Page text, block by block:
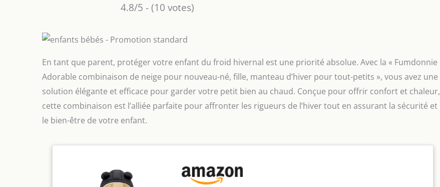
4.8/5 - (10 votes)
En tant que parent, protéger votre enfant du froid hivernal est une priorité absolue. Avec la « Fumdonnie
Adorable combinaison de neige pour nouveau-né, fille, manteau d’hiver pour tout-petits », vous avez une
solution élégante et efficace pour garder votre petit bien au chaud. Conçue pour offrir confort et chaleur,
cette combinaison est l’alliée parfaite pour affronter les rigueurs de l’hiver tout en assurant la sécurité et
le bien-être de votre enfant.